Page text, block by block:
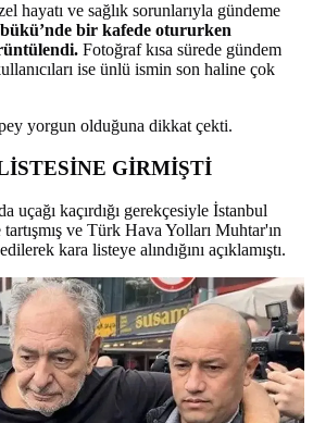
hayatı ve sağlık sorunlarıyla gündeme
bir kafede otururken
Fotoğraf kısa sürede gündem
ise ünlü ismin son haline çok
yorgun olduğuna dikkat çekti.
GİRMİŞTİ
uçağı kaçırdığı gerekçesiyle İstanbul
ve Türk Hava Yolları Muhtar'ın
kara listeye alındığını açıklamıştı.